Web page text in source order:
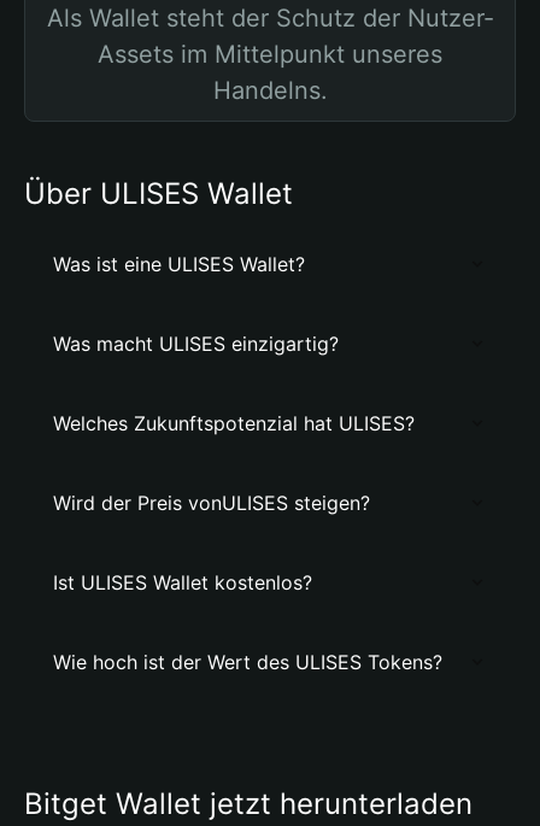
Als Wallet steht der Schutz der Nutzer-
Assets im Mittelpunkt unseres
Handelns.
Über ULISES Wallet
Was ist eine ULISES Wallet?
Was macht ULISES einzigartig?
Welches Zukunftspotenzial hat ULISES?
Wird der Preis vonULISES steigen?
Ist ULISES Wallet kostenlos?
Wie hoch ist der Wert des ULISES Tokens?
Bitget Wallet jetzt herunterladen